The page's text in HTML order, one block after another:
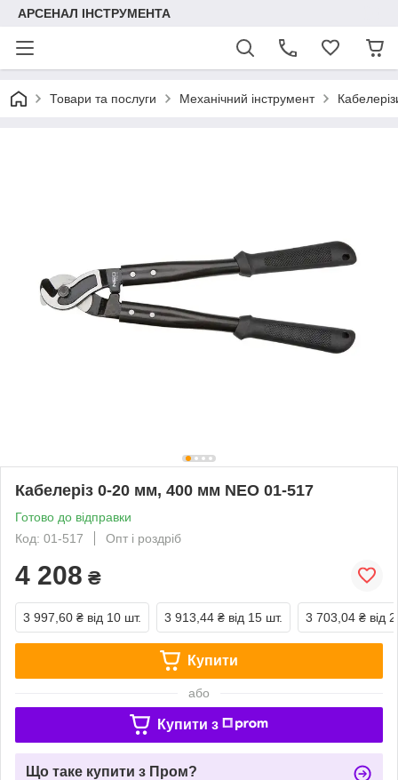
АРСЕНАЛ ІНСТРУМЕНТА
Товари та послуги Механічний інструмент
Кабелеріз 0-20 мм, 400 мм NEO 01-517
Готово до відправки
Код: 01-517
Опт і роздріб
4 208 ₴
3 997,60 ₴ від 10 шт. 3 913,44 ₴ від 15 шт. 3 703,04 ₴ від
Купити
або
Купити з
Що таке купити з Пром?